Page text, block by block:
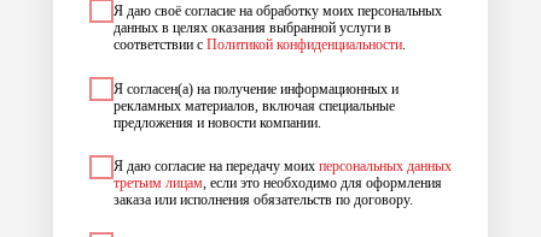
Я даю своё согласие на обработку моих персональных
данных в целях оказания выбранной услуги в
соответствии с Политикой конфиденциальности
Я согласен(а) на получение информационных и
рекламных материалов, включая специальные
предложения и новости компании.
Я даю согласие на передачу моих персональных данных
третьим лицам, если это необходимо для оформления
заказа или исполнения обязательств по договору.